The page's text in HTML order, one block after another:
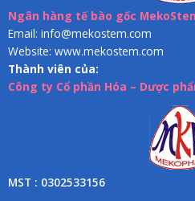
Ngân hàng tế bào gốc
Email: info@mekostem.com
Website: www.mekostem.com
Thành viên của:
Công ty Cổ phần Hóa – Dược
MST : 0302533156